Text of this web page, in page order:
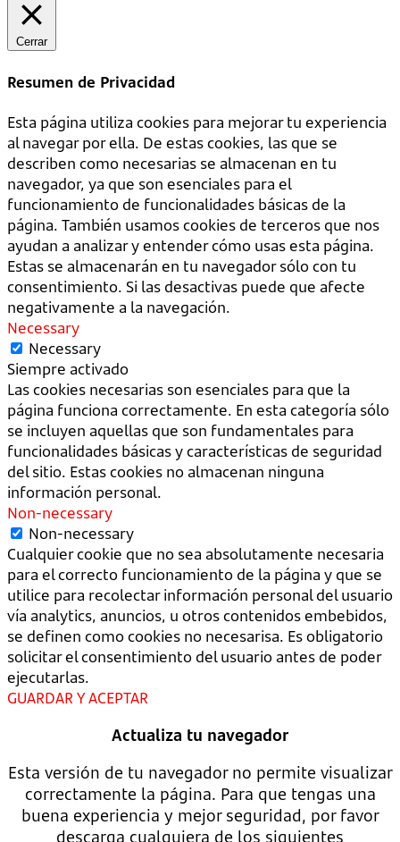
Cerrar
Resumen de Privacidad
Esta página utiliza cookies para mejorar tu experiencia
al navegar por ella. De estas cookies, las que se
describen como necesarias se almacenan en tu
navegador, ya que son esenciales para el
funcionamiento de funcionalidades básicas de la
página. También usamos cookies de terceros que nos
ayudan a analizar y entender cómo usas esta página.
Estas se almacenarán en tu navegador sólo con tu
consentimiento. Si las desactivas puede que afecte
negativamente a la navegación.
Necessary
Necessary
Siempre activado
Las cookies necesarias son esenciales para que la
página funciona correctamente. En esta categoría sólo
se incluyen aquellas que son fundamentales para
funcionalidades básicas y características de seguridad
del sitio. Estas cookies no almacenan ninguna
información personal.
Non-necessary
Non-necessary
Cualquier cookie que no sea absolutamente necesaria
para el correcto funcionamiento de la página y que se
utilice para recolectar información personal del usuario
vía analytics, anuncios, u otros contenidos embebidos,
se definen como cookies no necesarisa. Es obligatorio
solicitar el consentimiento del usuario antes de poder
ejecutarlas.
GUARDAR Y ACEPTAR
Actualiza tu navegador
Esta versión de tu navegador no permite visualizar
correctamente la página. Para que tengas una
buena experiencia y mejor seguridad, por favor
descarga cualquiera de los siguientes